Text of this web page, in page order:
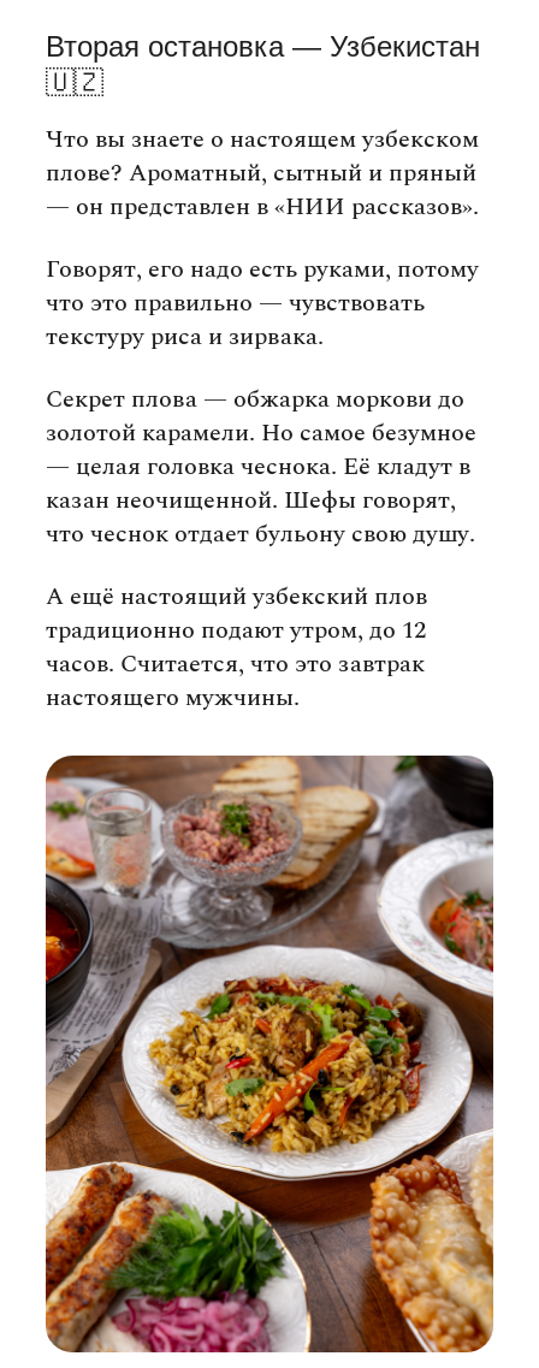
Вторая остановка — Узбекистан
🇺🇿
Что вы знаете о настоящем узбекском
плове? Ароматный, сытный и пряный
— он представлен в «НИИ рассказов».
Говорят, его надо есть руками, потому
что это правильно — чувствовать
текстуру риса и зирвака.
Секрет плова — обжарка моркови до
золотой карамели. Но самое безумное
— целая головка чеснока. Её кладут в
казан неочищенной. Шефы говорят,
что чеснок отдает бульону свою душу.
А ещё настоящий узбекский плов
традиционно подают утром, до 12
часов. Считается, что это завтрак
настоящего мужчины.